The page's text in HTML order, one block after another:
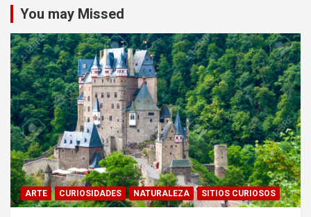
You may Missed
ARTE CURIOSIDADES NATURALEZA SITIOS CURIOSOS